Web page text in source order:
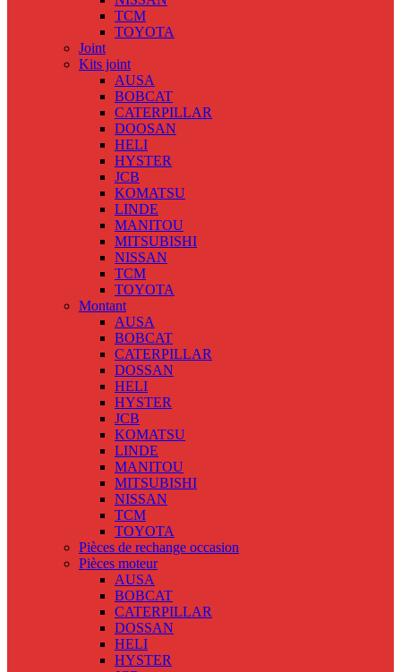
TCM
TOYOTA
Joint
Kits joint
AUSA
BOBCAT
CATERPILLAR
DOOSAN
HELI
HYSTER
JCB
KOMATSU
LINDE
MANITOU
MITSUBISHI
NISSAN
TCM
TOYOTA
Montant
AUSA
BOBCAT
CATERPILLAR
DOSSAN
HELI
HYSTER
JCB
KOMATSU
LINDE
MANITOU
MITSUBISHI
NISSAN
TCM
TOYOTA
Pièces de rechange occasion
Pièces moteur
AUSA
BOBCAT
CATERPILLAR
DOSSAN
HELI
HYSTER